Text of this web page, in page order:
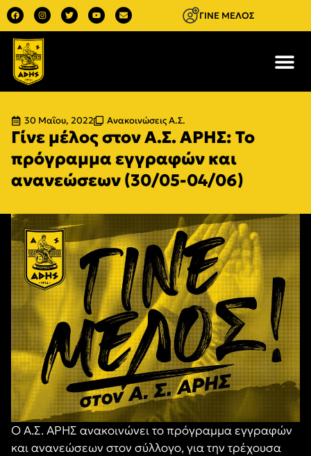
ΓΙΝΕ ΜΕΛΟΣ
30 Μαΐου, 2022 Ανακοινώσεις Α.Σ.
Γίνε μέλος στον Α.Σ. ΑΡΗΣ: Το
πρόγραμμα εγγραφών και
ανανεώσεων (30/05-04/06)
Ο Α.Σ. ΑΡΗΣ ανακοινώνει το πρόγραμμα εγγραφών
και ανανεώσεων στον σύλλογο, για την τρέχουσα